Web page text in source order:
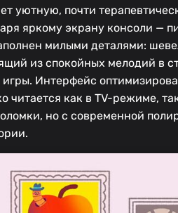
уютную, почти
яркому экрану консоли —
милыми деталями:
из спокойных мелодий в
Интерфейс
читается как в TV-режиме,
но с современной